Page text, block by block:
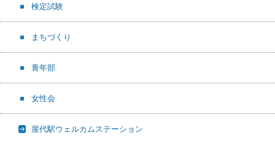
検定試験
まちづくり
青年部
女性会
屋代駅ウェルカムステーション